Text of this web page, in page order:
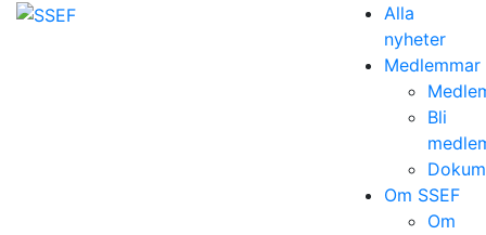
Alla
nyheter
Medlemmar
Bli
Om SSEF
Om